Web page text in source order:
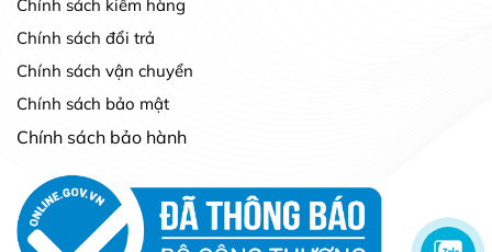
Chính sách kiểm hàng
Chính sách đổi trả
Chính sách vận chuyển
Chính sách bảo mật
Chính sách bảo hành